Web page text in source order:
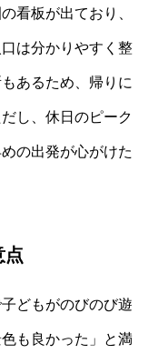
看板が出ており、
は分かりやすく整
あるため、帰りに
し、休日のピーク
の出発が心がけた
点
どもがのびのび遊
も良かった」と満